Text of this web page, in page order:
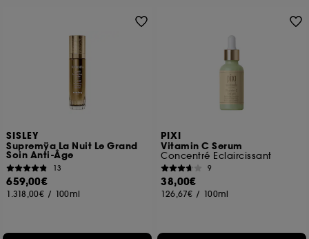
SISLEY
Supremÿa La Nuit Le Grand
Soin Anti-Âge
13
659,00€
1.318,00€ / 100ml
PIXI
Vitamin C Serum
Concentré Eclaircissant
9
38,00€
126,67€ / 100ml